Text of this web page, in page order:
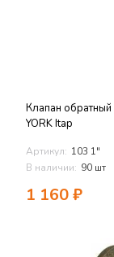
Клапан
YORK Itap
Артикул: 103 1"
В наличии: 90 шт
1 160₽